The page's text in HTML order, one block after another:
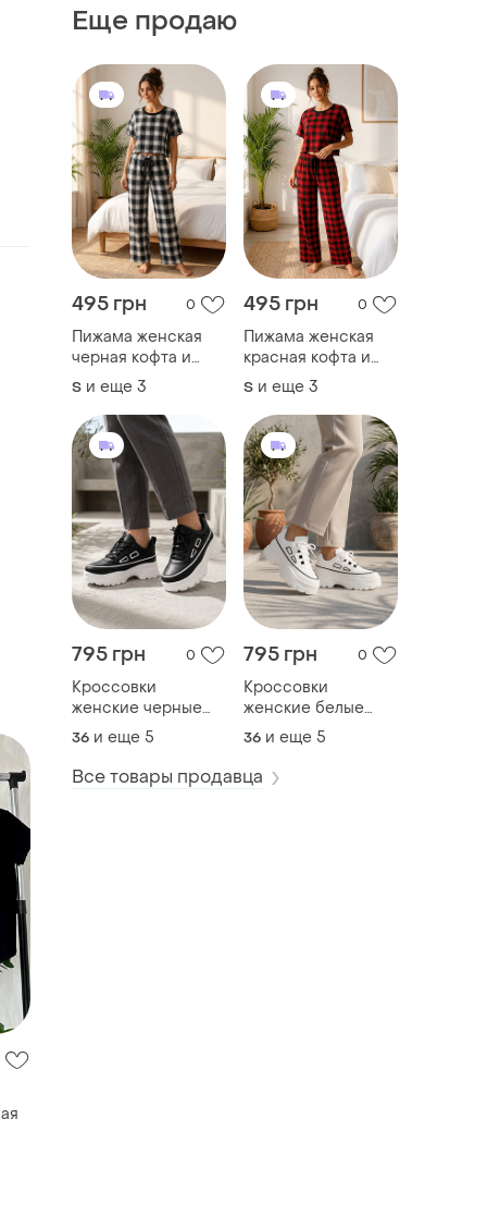
Еще продаю
495 грн 0
Пижама женская
черная кофта и
штаны п1124
S и еще 3
495 грн 0
Пижама женская
красная кофта и
штаны п1124
S и еще 3
795 грн 0
Кроссовки
женские черные
т1993
36 и еще 5
795 грн 0
Кроссовки
женские белые
т1992
36 и еще 5
Все товары продавца